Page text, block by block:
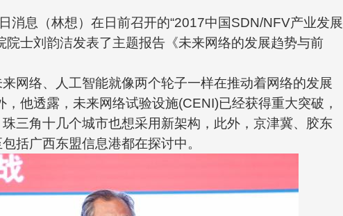
日消息（林想）在日前召开的“2017中国SDN/NFV产业发展
院士刘韵洁发表了主题报告《未来网络的发展趋势与前
来网络、人工智能就像两个轮子一样在推动着网络的发展
，他透露，未来网络试验设施(CENI)已经获得重大突破，
三角十几个城市也想采用新架构，此外，京津冀、胶东
括广西东盟信息港都在探讨中。